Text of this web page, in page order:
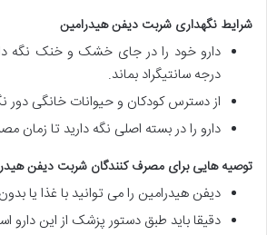
شرایط نگهداری شربت دیفن هیدرامین
درجه سانتیگراد بماند.
از دسترس کودکان و حیوانات خانگی دور
دارو را در بسته اصلی نگه دارید تا زمان
توصیه هایی برای مصرف کنندگان شربت دیفن
دیفن هیدرامین را می توانید با غذا یا
دقیقا باید طبق دستور پزشک از این دارو